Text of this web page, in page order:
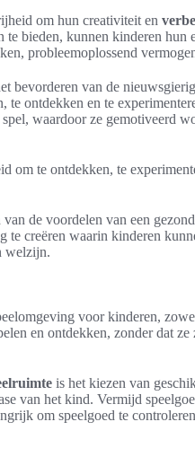
om hun creativiteit en
bieden, kunnen kinderen hun
probleemoplossend
bevorderen van de
ontdekken en te
waardoor ze gemotiveerd
om te ontdekken, te
de voordelen van een
creëren waarin kinderen
welzijn.
voor kinderen,
en ontdekken, zonder dat ze
is het kiezen van
van het kind. Vermijd
om speelgoed te